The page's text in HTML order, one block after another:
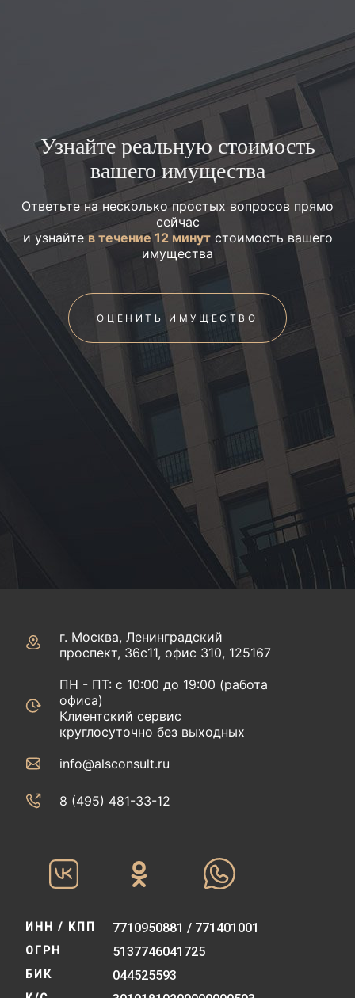
Узнайте реальную стоимость
вашего имущества
Ответьте на несколько простых вопросов прямо
сейчас
и узнайтев течение 12 минутстоимость вашего
имущества
ОЦЕНИТЬ ИМУЩЕСТВО
г. Москва, Ленинградский
проспект, 36с11, офис 310, 125167
ПН - ПТ: с 10:00 до 19:00 (работа
офиса)
Клиентский сервис
круглосуточно без выходных
info@alsconsult.ru
8 (495) 481-33-12‬‬
ИНН / КПП 7710950881 / 771401001
ОГРН 5137746041725
БИК 044525593